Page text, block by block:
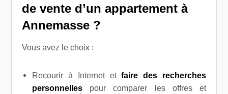
de vente d’un appartement à
Annemasse ?
Vous avez le choix :
Recourir à Internet etfaire des recherches
personnelles pour comparer les offres et